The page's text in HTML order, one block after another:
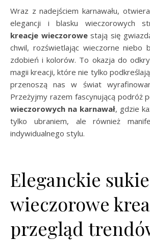
Wraz z nadejściem karnawału, otwiera się magiczny czas
elegancji i blasku wieczorowych
kreacje wieczorowestają się
chwil, rozświetlając wieczorne niebo
zdobień i kolorów. To okazja do
magii kreacji, które nie tylko
przenoszą nas w świat
Przeżyjmy razem fascynującą podróż
wieczorowych na karnawał, gdzie
tylko ubraniem, ale również
indywidualnego stylu.
Eleganckie
wieczorowe
przegląd